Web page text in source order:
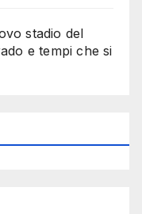
stadio del
e tempi che si